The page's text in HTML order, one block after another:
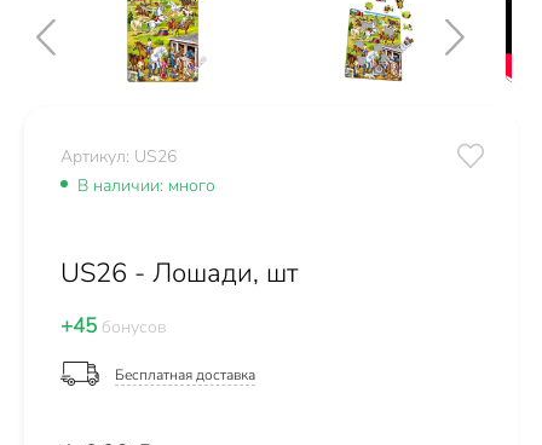
Артикул: US26
В наличии: много
US26 - Лошади, шт
+45 бонусов
Бесплатная доставка